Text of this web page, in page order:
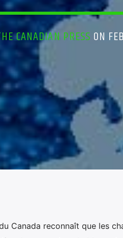
CANADIAN PRESS ON
Canada reconnaît que les